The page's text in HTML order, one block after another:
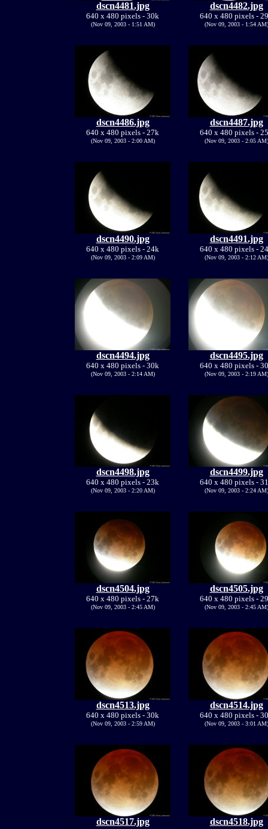
dscn4481.jpg
640 x 480 pixels - 30k
(Nov 09, 2003 - 1:51 AM)
dscn4482.jpg
640 x 480 pixels -
(Nov 09, 2003 - 1:54 AM)
dscn4486.jpg
640 x 480 pixels - 27k
(Nov 09, 2003 - 2:00 AM)
dscn4487.jpg
640 x 480 pixels -
(Nov 09, 2003 - 2:05 AM)
dscn4490.jpg
640 x 480 pixels - 24k
(Nov 09, 2003 - 2:09 AM)
dscn4491.jpg
640 x 480 pixels -
(Nov 09, 2003 - 2:12 AM)
dscn4494.jpg
640 x 480 pixels - 30k
(Nov 09, 2003 - 2:14 AM)
dscn4495.jpg
640 x 480 pixels -
(Nov 09, 2003 - 2:19 AM)
dscn4498.jpg
640 x 480 pixels - 23k
(Nov 09, 2003 - 2:20 AM)
dscn4499.jpg
640 x 480 pixels -
(Nov 09, 2003 - 2:24 AM)
dscn4504.jpg
640 x 480 pixels - 27k
(Nov 09, 2003 - 2:45 AM)
dscn4505.jpg
640 x 480 pixels -
(Nov 09, 2003 - 2:45 AM)
dscn4513.jpg
640 x 480 pixels - 30k
(Nov 09, 2003 - 2:59 AM)
dscn4514.jpg
640 x 480 pixels -
(Nov 09, 2003 - 3:01 AM)
dscn4517.jpg dscn4518.jpg